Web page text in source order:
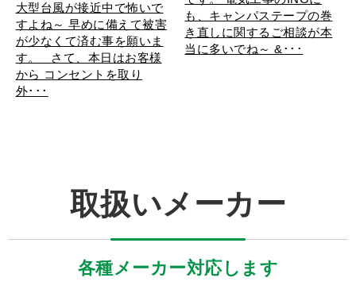
大型台風が接近中で怖いで
すよね～ 早めに備えて被害
が少なくて済む事を願いま
す。 さて、本日はお客様
から コンセントを取り
外･･･
も、キャンパステープの巻
き直しに関するご相談が本
当に多いでね～ &･･･
取扱いメーカー
各種メーカー対応します